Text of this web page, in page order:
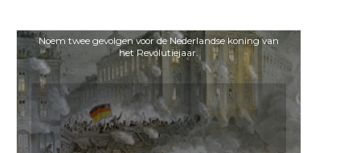
Noem twee gevolgen voor de Nederlandse koning van
het Revolutiejaar.